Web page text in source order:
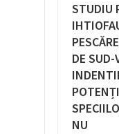
STUDIU
DE SUD-
NU